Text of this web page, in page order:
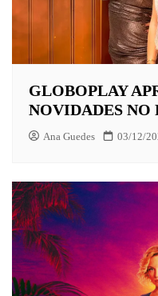
GLOBOPLAY
NOVIDADES NO
Ana Guedes 03/12/